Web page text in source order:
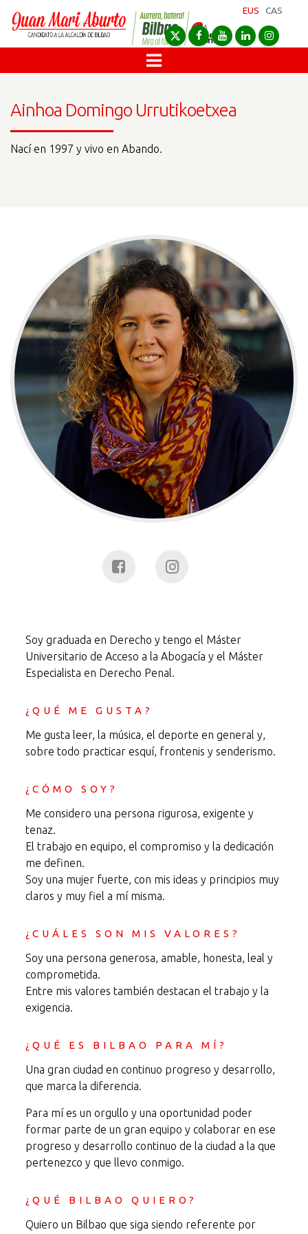
EUS CAS
Ainhoa Domingo Urrutikoetxea
Nací en 1997 y vivo en Abando.
Soy graduada en Derecho y tengo el Máster
Universitario de Acceso a la Abogacía y el Máster
Especialista en Derecho Penal.
¿QUÉ ME GUSTA?
Me gusta leer, la música, el deporte en general y,
sobre todo practicar esquí, frontenis y senderismo.
¿CÓMO SOY?
Me considero una persona rigurosa, exigente y
tenaz.
El trabajo en equipo, el compromiso y la dedicación
me definen.
Soy una mujer fuerte, con mis ideas y principios muy
claros y muy fiel a mí misma.
¿CUÁLES SON MIS VALORES?
Soy una persona generosa, amable, honesta, leal y
comprometida.
Entre mis valores también destacan el trabajo y la
exigencia.
¿QUÉ ES BILBAO PARA MÍ?
Una gran ciudad en continuo progreso y desarrollo,
que marca la diferencia.
Para mí es un orgullo y una oportunidad poder
formar parte de un gran equipo y colaborar en ese
progreso y desarrollo continuo de la ciudad a la que
pertenezco y que llevo conmigo.
¿QUÉ BILBAO QUIERO?
Quiero un Bilbao que siga siendo referente por